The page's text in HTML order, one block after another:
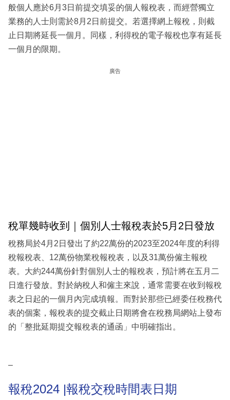
般個人應於6月3日前提交填妥的個人報稅表，而經營獨立
業務的人士則需於8月2日前提交。若選擇網上報稅，則截
止日期將延長一個月。同樣，利得稅的電子報稅也享有延長
一個月的限期。
廣告
稅單幾時收到｜個別人士報稅表於5月2日發放
稅務局於4月2日發出了約22萬份的2023至2024年度的利得
稅報稅表、12萬份物業稅報稅表，以及31萬份僱主報稅
表。大約244萬份針對個別人士的報稅表，預計將在五月二
日進行發放。對於納稅人和僱主來說，通常需要在收到報稅
表之日起的一個月內完成填報。而對於那些已經委任稅務代
表的個案，報稅表的提交截止日期將會在稅務局網站上發布
的「整批延期提交報稅表的通函」中明確指出。
–
報稅2024 |報稅交稅時間表日期